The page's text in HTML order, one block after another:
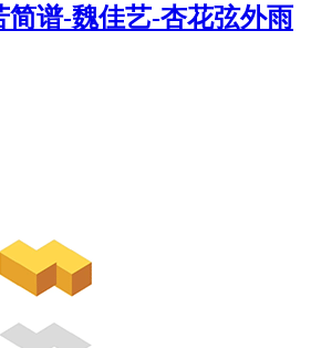
简谱-魏佳艺-杏花弦外雨